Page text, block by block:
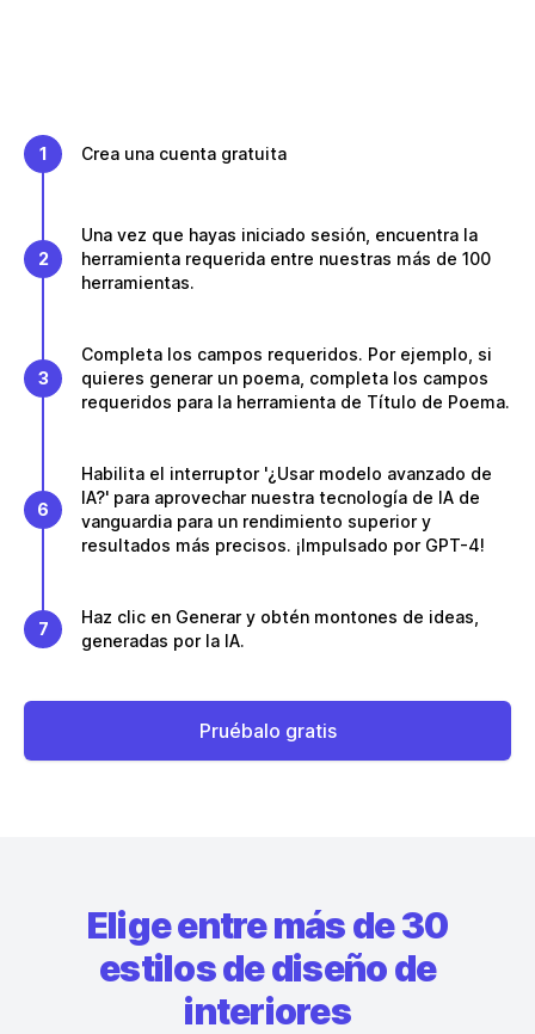
1 Crea una cuenta gratuita
2
Una vez que hayas iniciado sesión, encuentra la
herramienta requerida entre nuestras más de 100
herramientas.
3
Completa los campos requeridos. Por ejemplo, si
quieres generar un poema, completa los campos
requeridos para la herramienta de Título de Poema.
6
Habilita el interruptor '¿Usar modelo avanzado de
IA?' para aprovechar nuestra tecnología de IA de
vanguardia para un rendimiento superior y
resultados más precisos. ¡Impulsado por GPT-4!
7
Haz clic en Generar y obtén montones de ideas,
generadas por la IA.
Pruébalo gratis
Elige entre más de 30
estilos de diseño de
interiores